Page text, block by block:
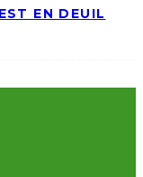
EN DEUIL